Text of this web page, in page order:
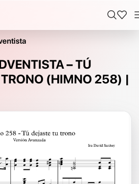
– TÚ
(HIMNO 258) |